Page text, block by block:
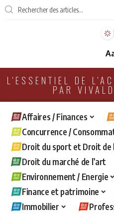
L'ESSENTIEL DE
PAR
Affaires / Finances
Concurrence /
Droit du sport et Droit de
Droit du marché de l’art
Environnement / Energie
Finance et patrimoine
Immobilier